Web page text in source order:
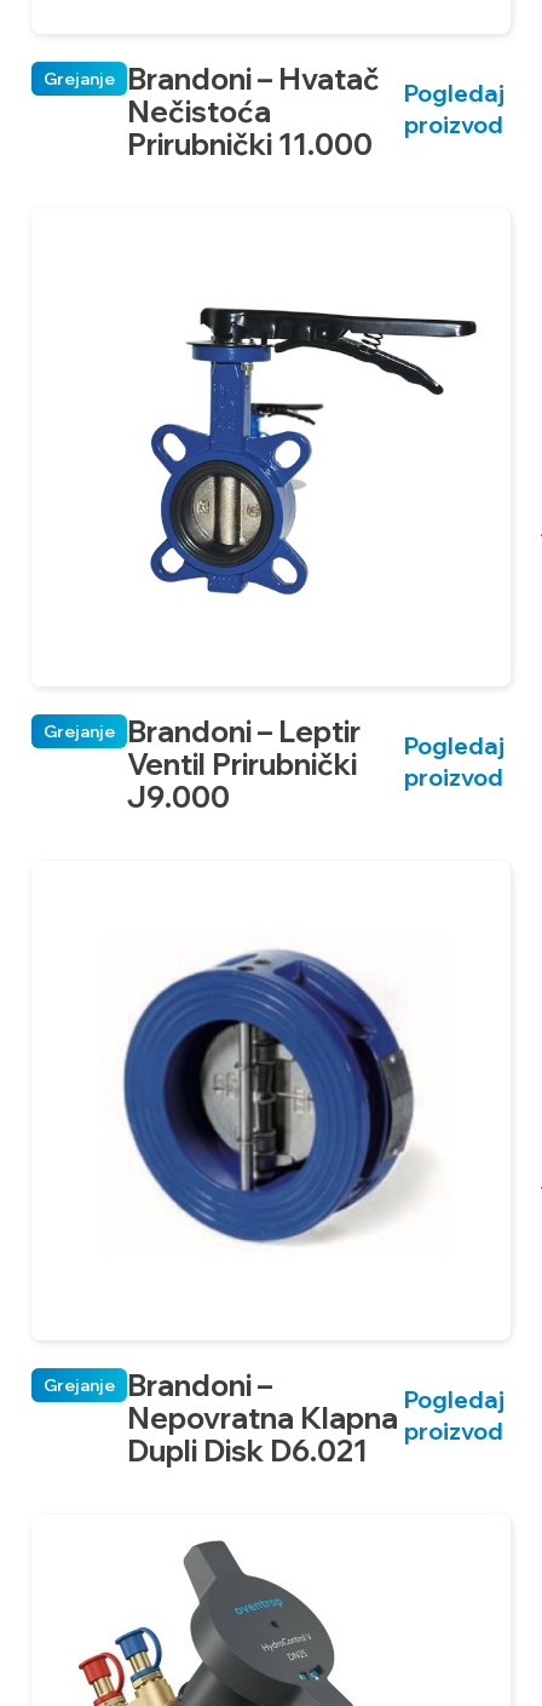
Brandoni – Hvatač
Nečistoća
Prirubnički 11.000
Grejanje
Pogledaj
proizvod
Brandoni – Leptir
Ventil Prirubnički
J9.000
Grejanje
Pogledaj
proizvod
Brandoni –
Nepovratna Klapna
Dupli Disk D6.021
Grejanje
Pogledaj
proizvod